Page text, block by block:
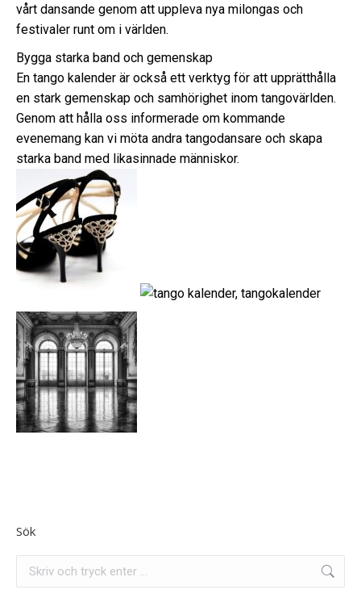
vårt dansande genom att uppleva nya milongas och
festivaler runt om i världen.
Bygga starka band och gemenskap
En tango kalender är också ett verktyg för att upprätthålla
en stark gemenskap och samhörighet inom tangovärlden.
Genom att hålla oss informerade om kommande
evenemang kan vi möta andra tangodansare och skapa
starka band med likasinnade människor.
Sök